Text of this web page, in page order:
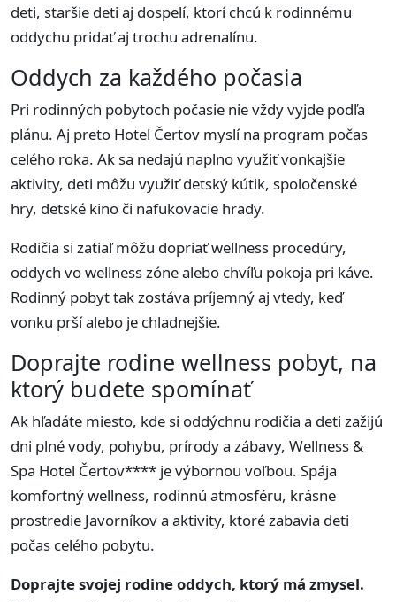
deti, staršie deti aj dospelí, ktorí chcú k rodinnému
oddychu pridať aj trochu adrenalínu.
Oddych za každého počasia
Pri rodinných pobytoch počasie nie vždy vyjde podľa
plánu. Aj preto Hotel Čertov myslí na program počas
celého roka. Ak sa nedajú naplno využiť vonkajšie
aktivity, deti môžu využiť detský kútik, spoločenské
hry, detské kino či nafukovacie hrady.
Rodičia si zatiaľ môžu dopriať wellness procedúry,
oddych vo wellness zóne alebo chvíľu pokoja pri káve.
Rodinný pobyt tak zostáva príjemný aj vtedy, keď
vonku prší alebo je chladnejšie.
Doprajte rodine wellness pobyt, na
ktorý budete spomínať
Ak hľadáte miesto, kde si oddýchnu rodičia a deti zažijú
dni plné vody, pohybu, prírody a zábavy, Wellness &
Spa Hotel Čertov**** je výbornou voľbou. Spája
komfortný wellness, rodinnú atmosféru, krásne
prostredie Javorníkov a aktivity, ktoré zabavia deti
počas celého pobytu.
Doprajte svojej rodine oddych, ktorý má zmysel.